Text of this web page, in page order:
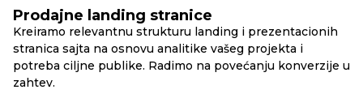
Prodajne landing stranice
Kreiramo relevantnu strukturu landing i prezentacionih
stranica sajta na osnovu analitike vašeg projekta i
potreba ciljne publike. Radimo na povećanju konverzije u
zahtev.